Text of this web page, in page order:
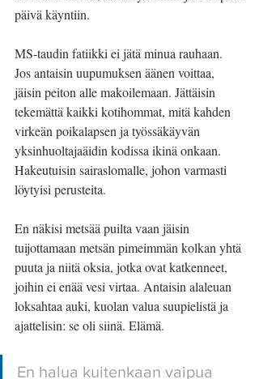
päivä käyntiin.
MS-taudin fatiikki ei jätä minua rauhaan.
Jos antaisin uupumuksen äänen voittaa,
jäisin peiton alle makoilemaan. Jättäisin
tekemättä kaikki kotihommat, mitä kahden
virkeän poikalapsen ja työssäkäyvän
yksinhuoltajaäidin kodissa ikinä onkaan.
Hakeutuisin sairaslomalle, johon varmasti
löytyisi perusteita.
En näkisi metsää puilta vaan jäisin
tuijottamaan metsän pimeimmän kolkan yhtä
puuta ja niitä oksia, jotka ovat katkenneet,
joihin ei enää vesi virtaa. Antaisin alaleuan
loksahtaa auki, kuolan valua suupielistä ja
ajattelisin: se oli siinä. Elämä.
En halua kuitenkaan vaipua